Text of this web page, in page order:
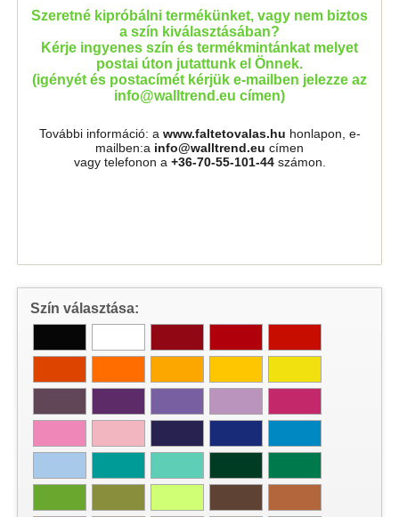
Szeretné kipróbálni termékünket, vagy nem biztos
a szín kiválasztásában?
Kérje ingyenes szín és termékmintánkat melyet
postai úton jutattunk el Önnek.
(igényét és postacímét kérjük e-mailben jelezze az
info@walltrend.eu címen)
További információ: a www.faltetovalas.hu honlapon, e-
mailben:a info@walltrend.eu címen
vagy telefonon a +36-70-55-101-44 számon.
Szín választása: